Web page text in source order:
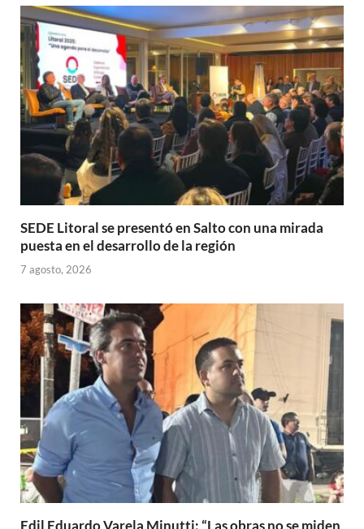
p
p
o
k
ti
r
SEDE Litoral se presentó en Salto con una mirada
puesta en el desarrollo de la región
7 agosto, 2026
Edil Eduardo Varela Minutti: “Las obras no se miden